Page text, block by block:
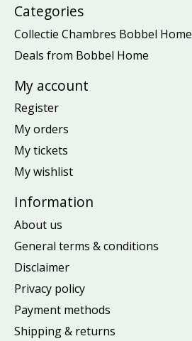
Categories
Collectie Chambres Bobbel Home
Deals from Bobbel Home
My account
Register
My orders
My tickets
My wishlist
Information
About us
General terms & conditions
Disclaimer
Privacy policy
Payment methods
Shipping & returns